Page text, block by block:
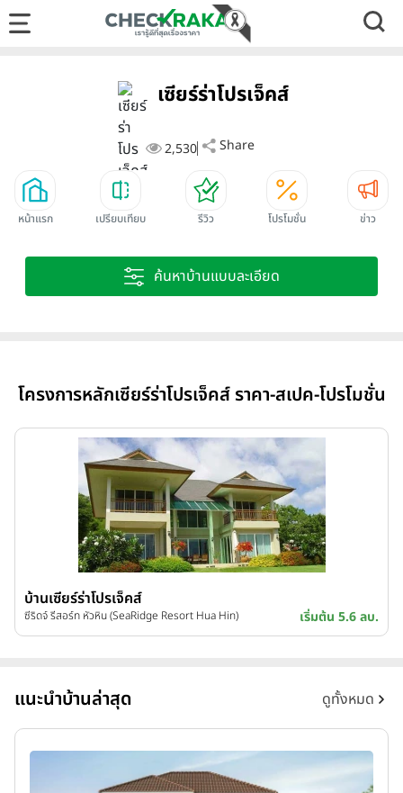
เซียร์ร่าโปรเจ็คส์
2,530 Share
หน้าแรก เปรียบเทียบ รีวิว โปรโมชั่น ข่าว
ค้นหาบ้านแบบละเอียด
โครงการหลักเซียร์ร่าโปรเจ็คส์ ราคา-สเปค-โปรโมชั่น
บ้านเซียร์ร่าโปรเจ็คส์
ซีริดจ์ รีสอร์ท หัวหิน (SeaRidge Resort Hua Hin) เริ่มต้น 5.6 ลบ.
แนะนำบ้านล่าสุด ดูทั้งหมด